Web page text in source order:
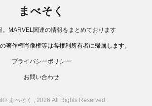
まべそく
。MARVEL関連の情報をまとめております
著作権肖像権等は各権利所有者に帰属します。
プライバシーポリシー
お問い合わせ
まべそく , 2026 All Rights Reserved.